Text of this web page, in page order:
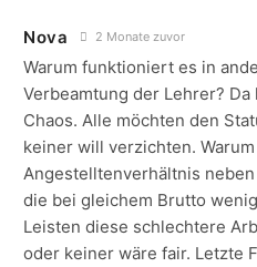
Nova 2 Monate zuvor
Warum funktioniert es in
Verbeamtung der Lehrer?
Chaos. Alle möchten den
keiner will verzichten.
Angestelltenverhältnis
die bei gleichem Brutto
Leisten diese schlechtere
oder keiner wäre fair. Letzte